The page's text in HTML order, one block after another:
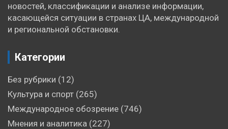
новостей, классификации и анализе информации,
касающейся ситуации в странах ЦА, международной
и региональной обстановки.
Категории
Без рубрики (12)
Культура и спорт (265)
Международное обозрение (746)
Мнения и аналитика (227)